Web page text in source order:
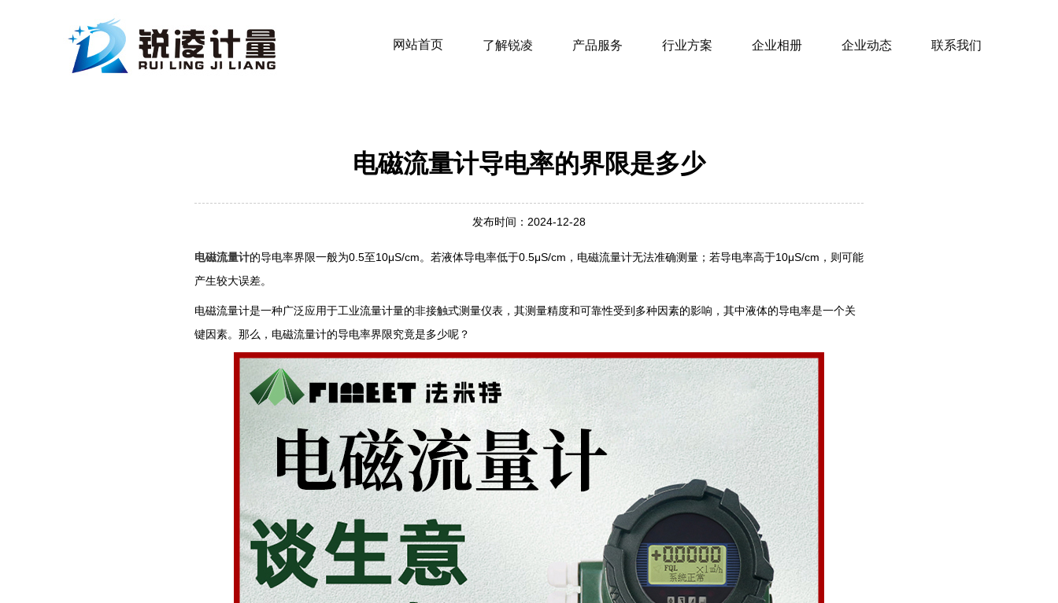
网站首页 了解锐凌 产品服务 行业方案 企业相册 企业动态 联系我们
电磁流量计导电率的界限是多少
发布时间：2024-12-28
电磁流量计的导电率界限一般为0.5至10μS/cm。若液体导电率低于0.5μS/cm，电磁流量计无法准确测量；若导电率高于10μS/cm，则可能
产生较大误差。
电磁流量计是一种广泛应用于工业流量计量的非接触式测量仪表，其测量精度和可靠性受到多种因素的影响，其中液体的导电率是一个关
键因素。那么，电磁流量计的导电率界限究竟是多少呢？